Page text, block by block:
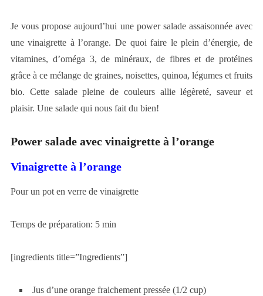
Je vous propose aujourd’hui une power salade assaisonnée avec
une vinaigrette à l’orange. De quoi faire le plein d’énergie, de
vitamines, d’oméga 3, de minéraux, de fibres et de protéines
grâce à ce mélange de graines, noisettes, quinoa, légumes et fruits
bio. Cette salade pleine de couleurs allie légèreté, saveur et
plaisir. Une salade qui nous fait du bien!
Power salade avec vinaigrette à l’orange
Vinaigrette à l’orange
Pour un pot en verre de vinaigrette
Temps de préparation: 5 min
[ingredients title=”Ingredients”]
Jus d’une orange fraichement pressée (1/2 cup)